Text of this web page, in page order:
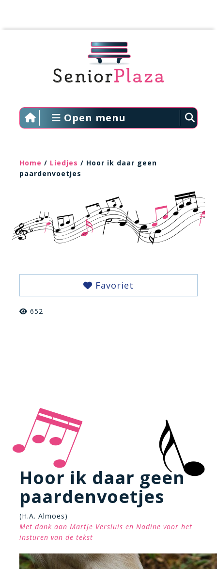
Open menu
Home / Liedjes / Hoor ik daar geen
paardenvoetjes
Favoriet
652
Hoor ik daar geen
paardenvoetjes
(H.A. Almoes)
Met dank aan Martje Versluis en Nadine voor het
insturen van de tekst